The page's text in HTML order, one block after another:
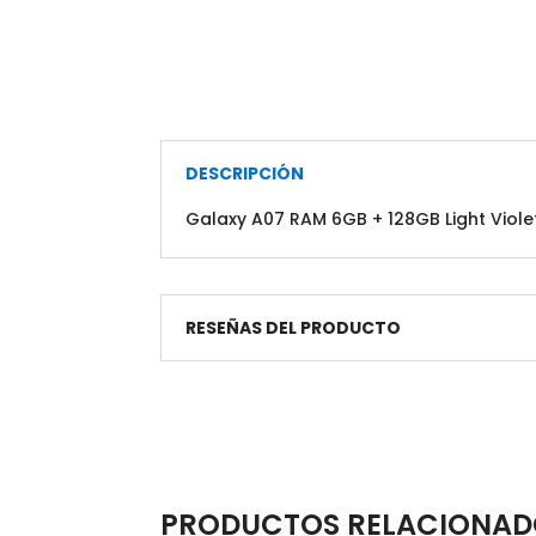
DESCRIPCIÓN
Galaxy A07 RAM 6GB + 128GB Light
RESEÑAS DEL PRODUCTO
PRODUCTOS